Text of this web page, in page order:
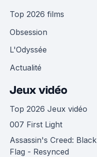
Top 2026 films
Obsession
L'Odyssée
Actualité
Jeux vidéo
Top 2026 Jeux vidéo
007 First Light
Assassin's Creed: Black
Flag - Resynced